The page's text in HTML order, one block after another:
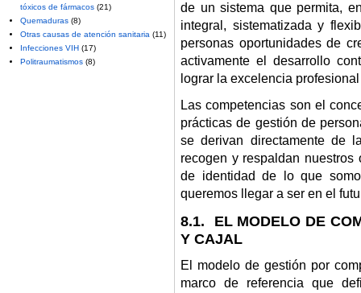
de un sistema que permita,
integral, sistematizada y
personas oportunidades de
activamente el desarrollo
lograr la excelencia
Las competencias son el
prácticas de gestión de
se derivan directamente de
recogen y respaldan nuestros
de identidad de lo que
queremos llegar a ser en el
8.1. EL MODELO DE
Y CAJAL
El modelo de gestión por
marco de referencia que
tóxicos de fármacos (21)
Quemaduras (8)
Otras causas de atención sanitaria (11)
Infecciones VIH (17)
Politraumatismos (8)